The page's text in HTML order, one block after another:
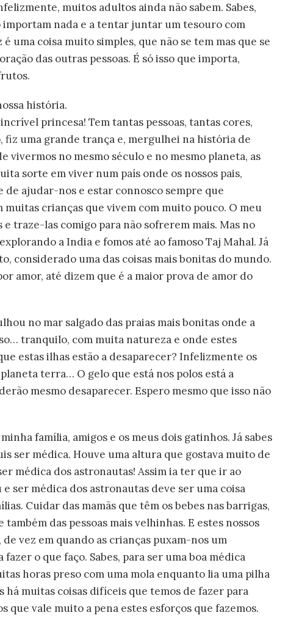
muitos adultos ainda não sabem. Sabes,
importam nada e a tentar juntar um tesouro com
uma coisa muito simples, que não se tem mas que se
das outras pessoas. É só isso que importa,
história.
princesa! Tem tantas pessoas, tantas cores,
fiz uma grande trança e, mergulhei na história de
vivermos no mesmo século e no mesmo planeta, as
sorte em viver num país onde os nossos pais,
ajudar-nos e estar connosco sempre que
crianças que vivem com muito pouco. O meu
traze-las comigo para não sofrerem mais. Mas no
a India e fomos até ao famoso Taj Mahal. Já
considerado uma das coisas mais bonitas do mundo.
amor, até dizem que é a maior prova de amor do
no mar salgado das praias mais bonitas onde a
tranquilo, com muita natureza e onde estes
estas ilhas estão a desaparecer? Infelizmente os
terra… O gelo que está nos polos está a
mesmo desaparecer. Espero mesmo que isso não
família, amigos e os meus dois gatinhos. Já sabes
ser médica. Houve uma altura que gostava muito de
médica dos astronautas! Assim ia ter que ir ao
ser médica dos astronautas deve ser uma coisa
Cuidar das mamãs que têm os bebes nas barrigas,
das pessoas mais velhinhas. E estes nossos
vez em quando as crianças puxam-nos um
o que faço. Sabes, para ser uma boa médica
horas preso com uma mola enquanto lia uma pilha
muitas coisas difíceis que temos de fazer para
vale muito a pena estes esforços que fazemos.